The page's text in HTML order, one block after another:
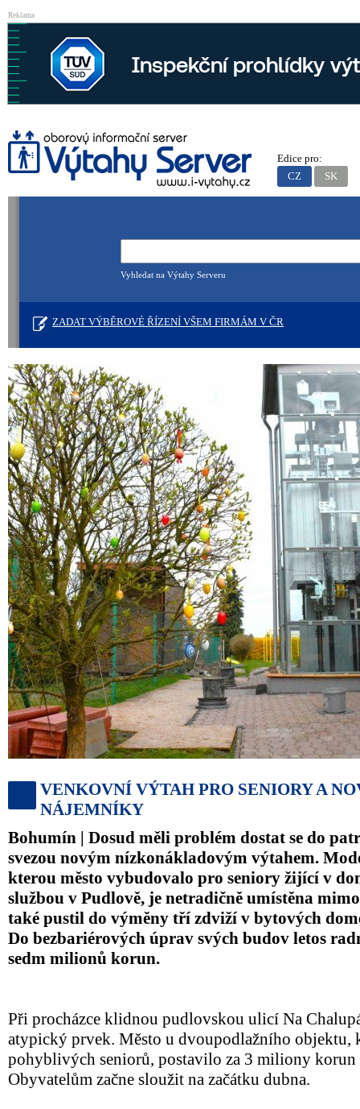
Reklama
Vyhledat na Výtahy Serveru
ZADAT VÝBĚROVÉ ŘÍZENÍ VŠEM FIRMÁM V ČR
Edice pro:
CZ
SK
VENKOVNÍ VÝTAH PRO SENIORY A
NÁJEMNÍKY
Bohumín | Dosud měli problém dostat se do
svezou novým nízkonákladovým výtahem.
kterou město vybudovalo pro seniory žijící v
službou v Pudlově, je netradičně umístěna
také pustil do výměny tří zdviží v bytových
Do bezbariérových úprav svých budov letos
sedm milionů korun.
Při procházce klidnou pudlovskou ulicí Na
atypický prvek. Město u dvoupodlažního objektu,
pohyblivých seniorů, postavilo za 3 miliony
Obyvatelům začne sloužit na začátku dubna.